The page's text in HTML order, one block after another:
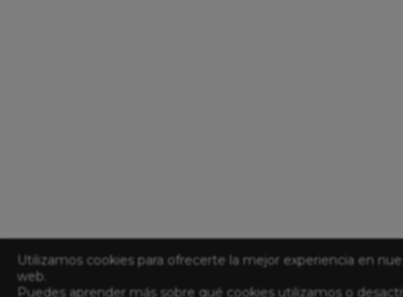
Utilizamos cookies para ofrecerte la mejor experiencia en
web.
Puedes aprender más sobre qué cookies utilizamos o